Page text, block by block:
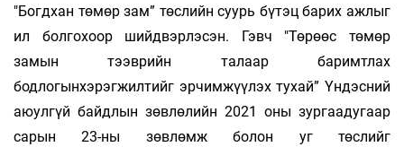
"Богдхан төмөр зам” төслийн суурь бүтэц барих ажлыг
ил болгохоор шийдвэрлэсэн. Гэвч "Төрөөс төмөр
замын тээврийн талаар баримтлах
бодлогынхэрэгжилтийг эрчимжүүлэх тухай” Үндэсний
аюулгүй байдлын зөвлөлийн 2021 оны зургаадугаар
сарын 23-ны зөвлөмж болон уг төслийг